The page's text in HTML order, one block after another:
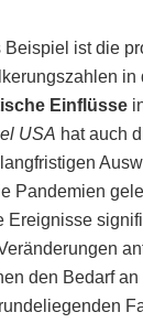
Beispiel ist die
in
Einflüsse
USA hat auch
Pandemien
Ereignisse
den Bedarf